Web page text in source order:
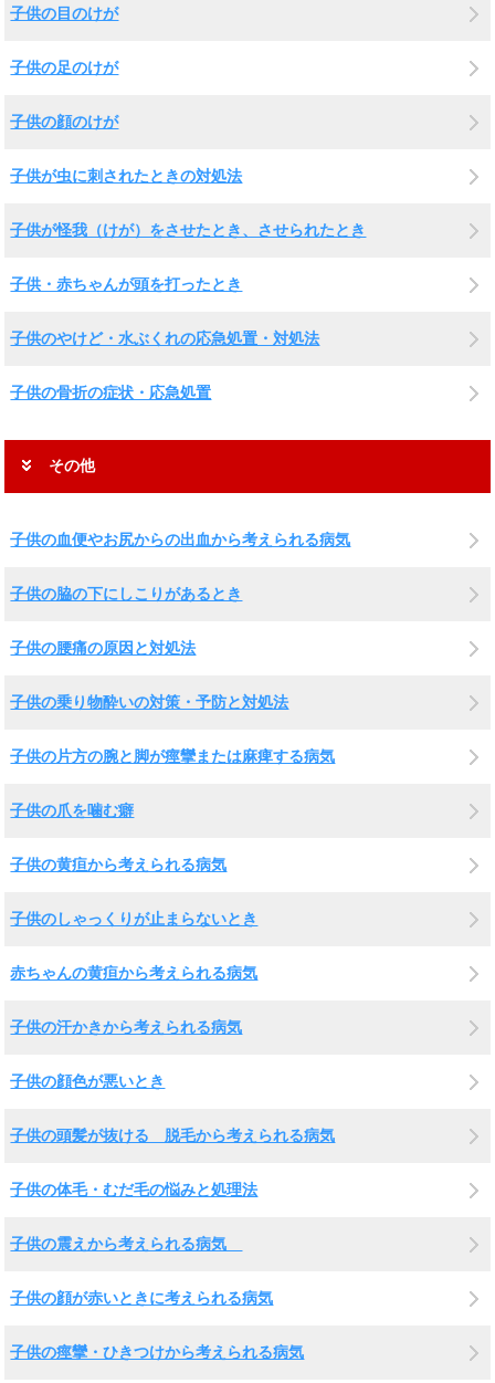
子供の目のけが
子供の足のけが
子供の顔のけが
子供が虫に刺されたときの対処法
子供が怪我（けが）をさせたとき、させられたとき
子供・赤ちゃんが頭を打ったとき
子供のやけど・水ぶくれの応急処置・対処法
子供の骨折の症状・応急処置
その他
子供の血便やお尻からの出血から考えられる病気
子供の脇の下にしこりがあるとき
子供の腰痛の原因と対処法
子供の乗り物酔いの対策・予防と対処法
子供の片方の腕と脚が痙攣または麻痺する病気
子供の爪を噛む癖
子供の黄疸から考えられる病気
子供のしゃっくりが止まらないとき
赤ちゃんの黄疸から考えられる病気
子供の汗かきから考えられる病気
子供の顔色が悪いとき
子供の頭髪が抜ける 脱毛から考えられる病気
子供の体毛・むだ毛の悩みと処理法
子供の震えから考えられる病気
子供の顔が赤いときに考えられる病気
子供の痙攣・ひきつけから考えられる病気